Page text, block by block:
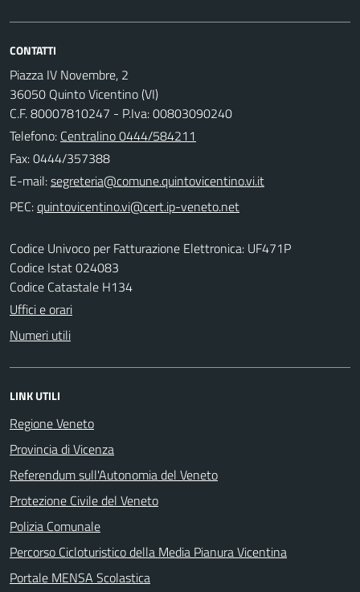
CONTATTI
Piazza IV Novembre, 2
36050 Quinto Vicentino (VI)
C.F. 80007810247 - P.Iva: 00803090240
Telefono: Centralino 0444/584211
Fax: 0444/357388
E-mail:
PEC:
Codice Univoco per Fatturazione Elettronica: UF471P
Codice Istat 024083
Codice Catastale H134
Uffici e orari
Numeri utili
LINK UTILI
Regione Veneto
Provincia di Vicenza
Referendum sull'Autonomia del Veneto
Protezione Civile del Veneto
Polizia Comunale
Percorso Cicloturistico della Media Pianura Vicentina
Portale MENSA Scolastica